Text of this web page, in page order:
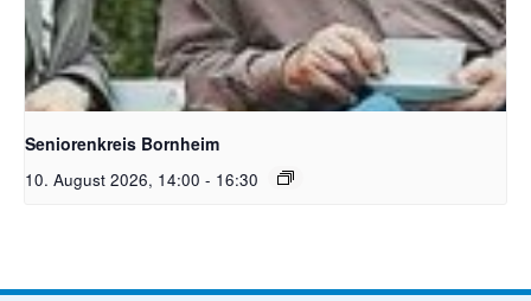
Bildquelle Pixabay Free
Seniorenkreis Bornheim
10. August 2026, 14:00 - 16:30